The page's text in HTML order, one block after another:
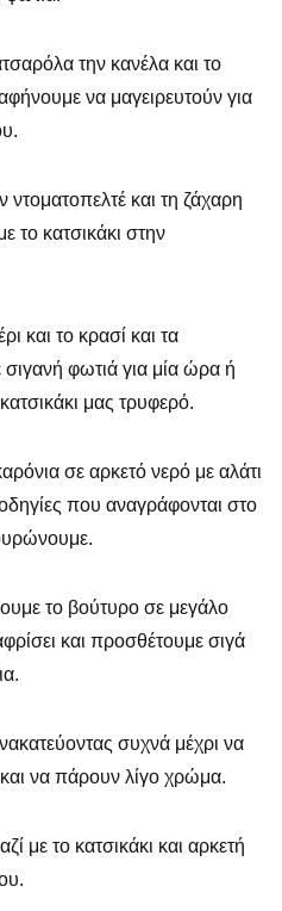
την κανέλα και το
να μαγειρευτούν για
ντοματοπελτέ και τη ζάχαρη
το κατσικάκι στην
και το κρασί και τα
σιγανή φωτιά για μία ώρα ή
κατσικάκι μας τρυφερό.
σε αρκετό νερό με αλάτι
που αναγράφονται στο
το βούτυρο σε μεγάλο
και προσθέτουμε σιγά
συχνά μέχρι να
να πάρουν λίγο χρώμα.
με το κατσικάκι και αρκετή